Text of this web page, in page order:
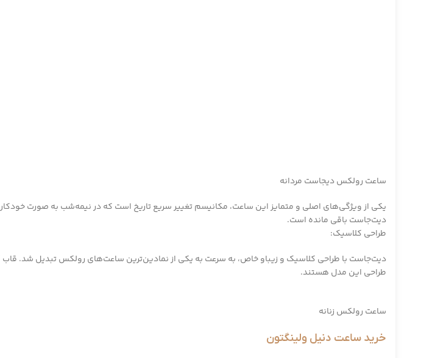
ساعت رولکس دیجاست مردانه
یکی از ویژگی‌های اصلی و متمایز این ساعت، مکانیسم تغییر سریع تاریخ است که در نیمه‌شب به صورت خودکار
دیت‌جاست باقی مانده است.
طراحی کلاسیک:
دیت‌جاست با طراحی کلاسیک و زیباو خاص، به سرعت به یکی از نمادین‌ترین ساعت‌های رولکس تبدیل شد.
طراحی این مدل هستند.
ساعت رولکس زنانه
خرید ساعت دنیل ولینگتون